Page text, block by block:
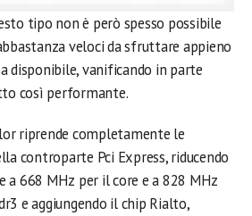
tipo non è però spesso possibile
veloci da sfruttare appieno
disponibile, vanificando in parte
così performante.
riprende completamente le
controparte Pci Express, riducendo
a 668 MHz per il core e a 828 MHz
e aggiungendo il chip Rialto,